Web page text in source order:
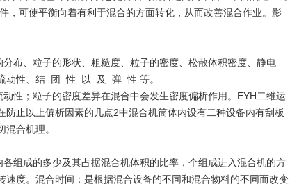
，可使平衡向着有利于混合的方面转化，从而改善混合作业。影
布、粒子的形状、粗糙度、粒子的密度、松散体积密度、静电
动性、结 团 性 以 及 弹 性 等。
性；粒子的密度差异在混合中会发生密度偏析作用。EYH二维运
防止以上偏析因素的几点2中混合机筒体内设有二种设备内有刮板
合机理。
组成的多少及其占据混合机体积的比率，个组成进入混合机的方
速度。混合时间：是根据混合设备的不同和混合物料的不同而改变